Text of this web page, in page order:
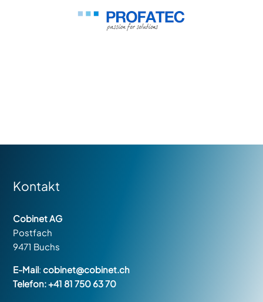
Kontakt
Cobinet AG
Postfach
9471 Buchs
E-Mail:cobinet@cobinet.ch
Telefon:+41 81 750 63 70